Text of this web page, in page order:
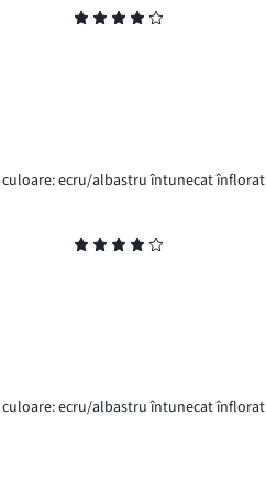
culoare: ecru/albastru întunecat înflorat
culoare: ecru/albastru întunecat înflorat